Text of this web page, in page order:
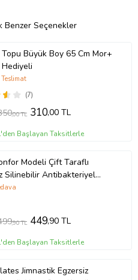
Benzer Seçenekler
Büyük Boy 65 Cm Mor+
Hediyeli
(7)
,00 TL 310,00 TL
Başlayan Taksitlerle
Modeli Çift Taraflı
Silinebilir Antibakteriyel
Minderi 16mm Mat
,90 TL 449,90 TL
Başlayan Taksitlerle
Jimnastik Egzersiz